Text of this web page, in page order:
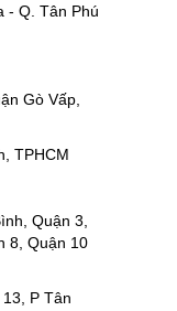
- Q. Tân Phú
Gò Vấp,
TPHCM
Quận 3,
8, Quận 10
P Tân